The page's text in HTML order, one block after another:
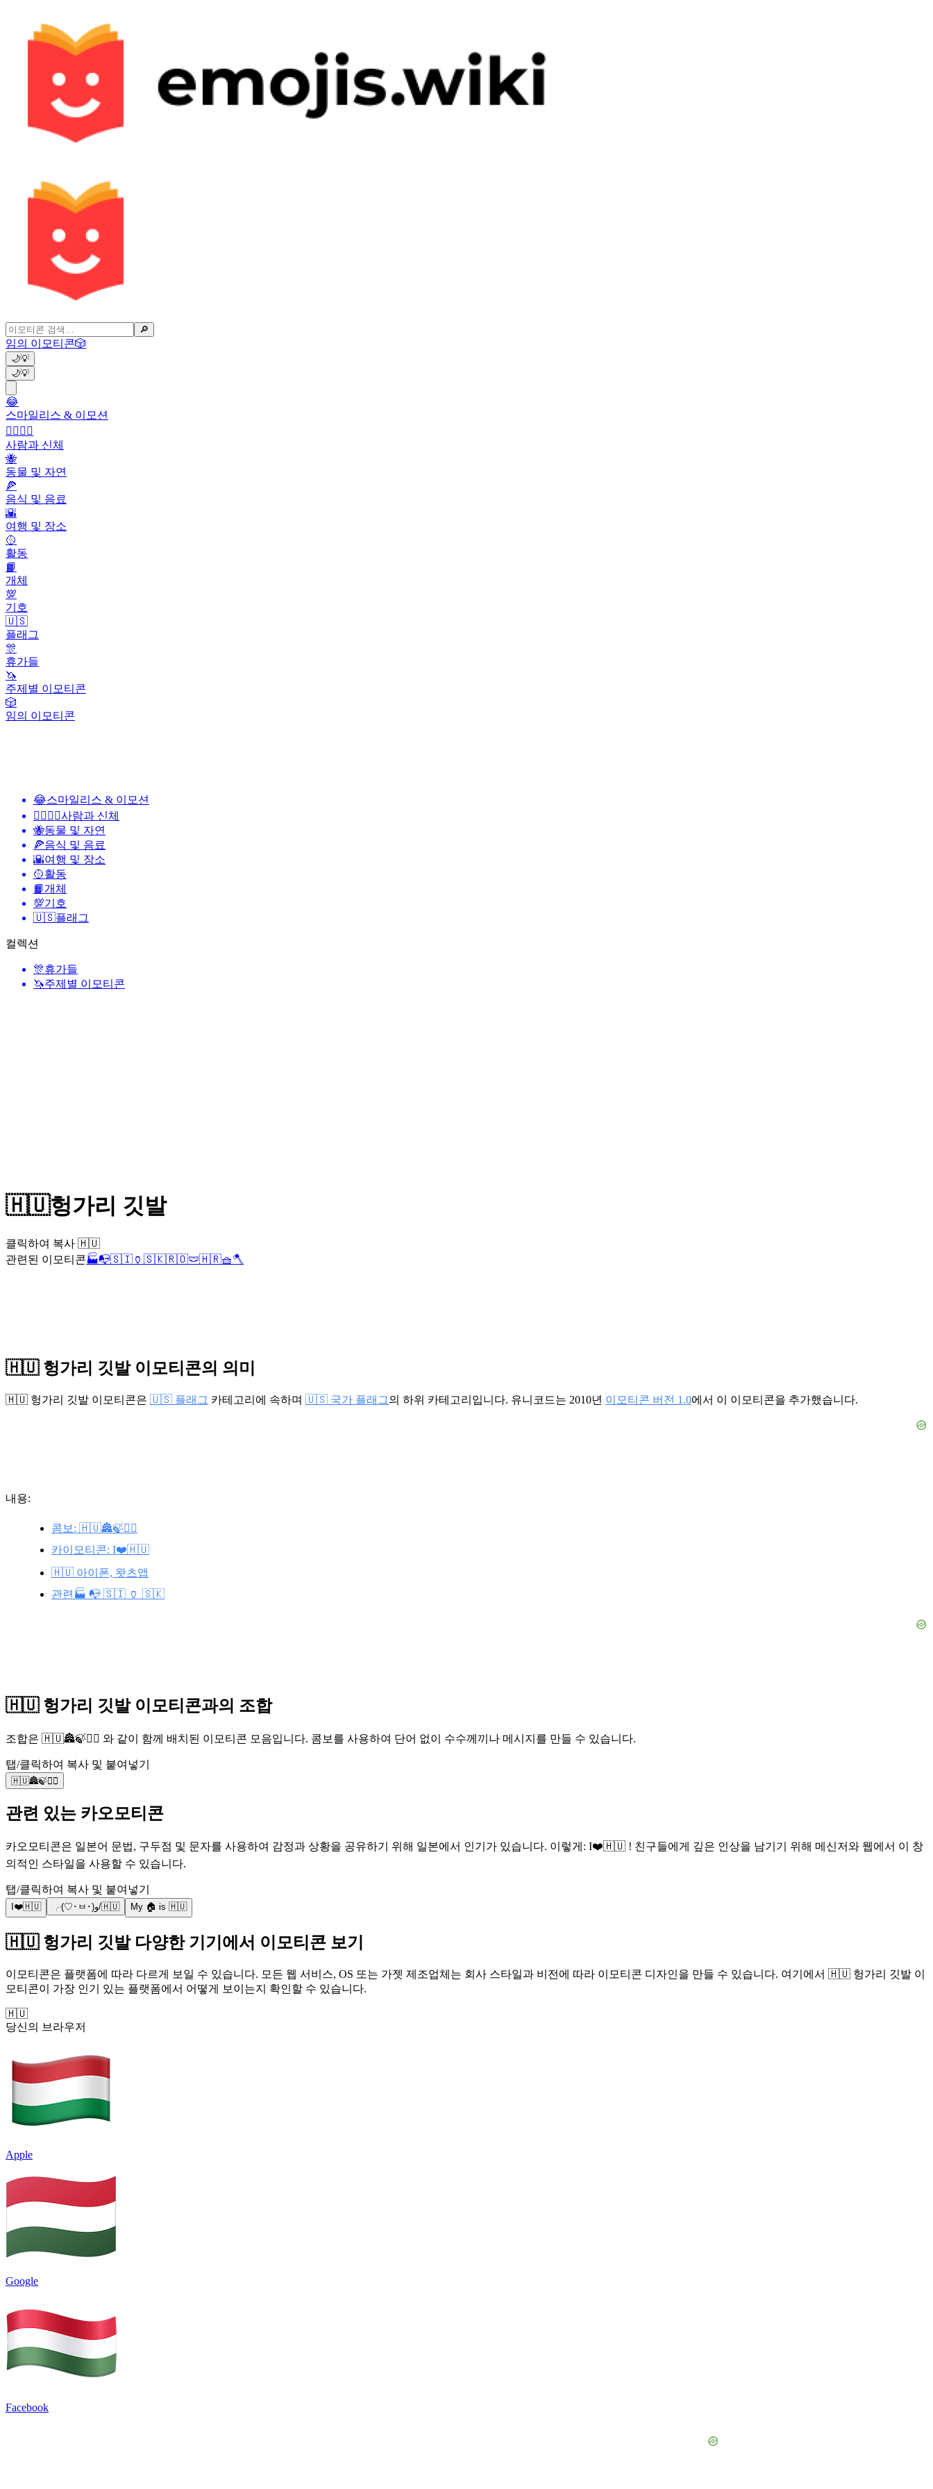
🔎
임의 이모티콘🎲
🌙💡
🌙💡
😂
스마일리스 & 이모션
👩‍❤️‍💋‍👨
사람과 신체
🐝
동물 및 자연
🍕
음식 및 음료
🌇
여행 및 장소
🥎
활동
📙
개체
💯
기호
🇺🇸
플래그
🎊
휴가들
🦄
주제별 이모티콘
🎲
임의 이모티콘
😂스마일리스 & 이모션
👩‍❤️‍💋‍👨사람과 신체
🐝동물 및 자연
🍕음식 및 음료
🌇여행 및 장소
🥎활동
📙개체
💯기호
🇺🇸플래그
컬렉션
🎊휴가들
🦄주제별 이모티콘
🇭🇺헝가리 깃발
클릭하여 복사 🇭🇺
관련된 이모티콘🏭📭🇸🇮 🏺 🇸🇰🇷🇴🩲🇭🇷🧺🪓
🇭🇺 헝가리 깃발 이모티콘의 의미
🇭🇺 헝가리 깃발 이모티콘은 🇺🇸 플래그 카테고리에 속하며 🇺🇸 국가 플래그의 하위 카테고리입니다. 유니코드는 2010년 이모티콘 버전 1.0에서 이 이모티콘을 추가했습니다.
내용:
콤보: 🇭🇺🏯🍃💆‍♀️
카이모티콘: I❤️🇭🇺
🇭🇺 아이폰, 왓츠앱
관련🏭 📭 🇸🇮 🏺 🇸🇰
🇭🇺 헝가리 깃발 이모티콘과의 조합
조합은 🇭🇺🏯🍃💆‍♀️ 와 같이 함께 배치된 이모티콘 모음입니다. 콤보를 사용하여 단어 없이 수수께끼나 메시지를 만들 수 있습니다.
탭/클릭하여 복사 및 붙여넣기
🇭🇺🏯🍃💆‍♀️
관련 있는 카오모티콘
카오모티콘은 일본어 문법, 구두점 및 문자를 사용하여 감정과 상황을 공유하기 위해 일본에서 인기가 있습니다. 이렇게: I❤️🇭🇺 ! 친구들에게 깊은 인상을 남기기 위해 메신저와 웹에서 이 창
의적인 스타일을 사용할 수 있습니다.
탭/클릭하여 복사 및 붙여넣기
I❤️🇭🇺 ╭(♡･ㅂ･)و/🇭🇺 My 🏠 is 🇭🇺
🇭🇺 헝가리 깃발 다양한 기기에서 이모티콘 보기
이모티콘은 플랫폼에 따라 다르게 보일 수 있습니다. 모든 웹 서비스, OS 또는 가젯 제조업체는 회사 스타일과 비전에 따라 이모티콘 디자인을 만들 수 있습니다. 여기에서 🇭🇺 헝가리 깃발 이
모티콘이 가장 인기 있는 플랫폼에서 어떻게 보이는지 확인할 수 있습니다.
🇭🇺
당신의 브라우저
Apple
Google
Facebook